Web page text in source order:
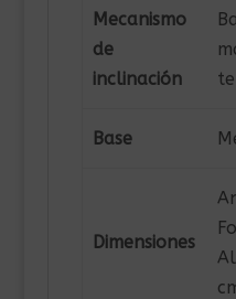
Mecanismo
de
inclinación
Base
Dimensiones